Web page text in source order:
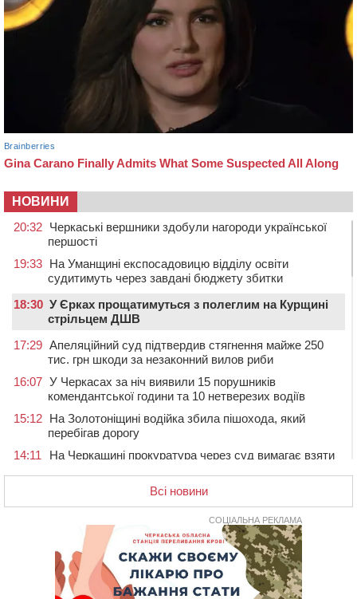
НОВИНИ
20:32 Черкаські вершники здобули нагороди української
першості
19:33 На Уманщині експосадовицю відділу освіти
судитимуть через завдані бюджету збитки
18:30 У Єрках прощатимуться з полеглим на Курщині
стрільцем ДШВ
17:29 Апеляційний суд підтвердив стягнення майже 250
тис. грн шкоди за незаконний вилов риби
16:07 У Черкасах за ніч виявили 15 порушників
комендантської години та 10 нетверезих водіїв
15:12 На Золотоніщині водійка збила пішохода, який
перебігав дорогу
14:11
На Черкащині прокуратура через суд вимагає взяти
У Смілі біля магазину під колесами вантажівки
загинула жінка
У Черкасах пропонують для приватизації
п’ятиповерховий об’єкт у центрі міста
Не вистачає стажу для пенсії: як його докупити та що
потрібно знати
Всі новини
СОЦІАЛЬНА РЕКЛАМА